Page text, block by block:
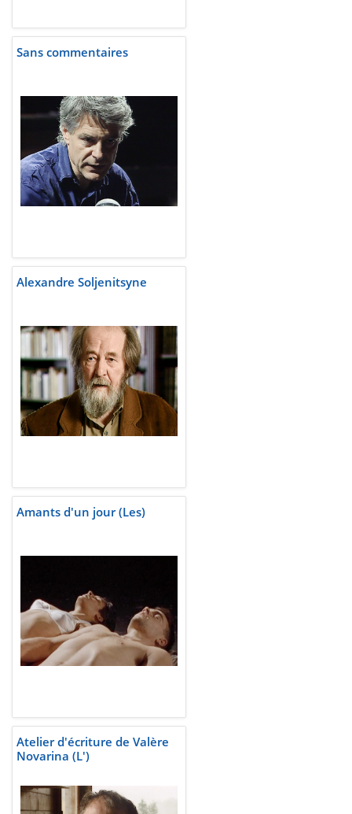
Sans commentaires
Alexandre Soljenitsyne
Amants d'un jour (Les)
Atelier d'écriture de Valère
Novarina (L')